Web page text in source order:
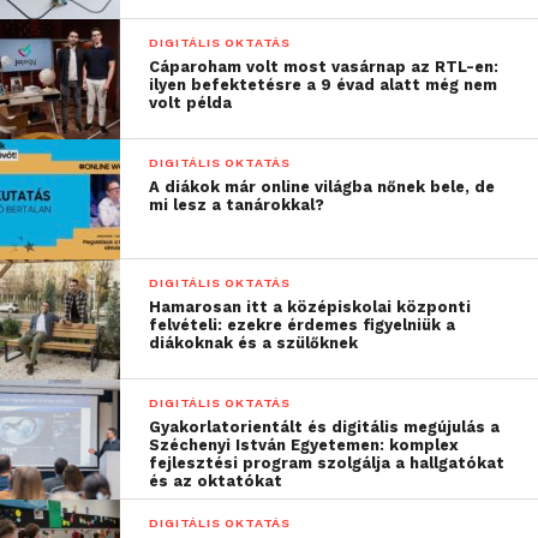
alkalmasnak bizonyult.
Egy másik kitűnő példa a Gépészmérnöki,
Informatikai és Villamosmérnöki Kar Informatika
Tanszéke és az Audi Iskola közös együttműködése
volt. Dr. Kovács Katalin tanszékvezető egyetemi
docens elmondta:
„A hallgatók hét csapatot
alkotva nyelvi gyakorló
szoftvert fejlesztettek az
intézmény számára.
Ennek alapfunkciói ma
már működnek,
december végére pedig
DIGITÁLIS OKTATÁS
Cáparoham volt most vasárnap az RTL-en:
ilyen befektetésre a 9 évad alatt még nem
volt példa
DIGITÁLIS OKTATÁS
A diákok már online világba nőnek bele, de
mi lesz a tanárokkal?
DIGITÁLIS OKTATÁS
Hamarosan itt a középiskolai központi
felvételi: ezekre érdemes figyelniük a
diákoknak és a szülőknek
DIGITÁLIS OKTATÁS
Gyakorlatorientált és digitális megújulás a
Széchenyi István Egyetemen: komplex
fejlesztési program szolgálja a hallgatókat
és az oktatókat
DIGITÁLIS OKTATÁS